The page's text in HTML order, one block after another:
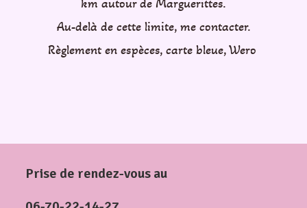
km autour de Marguerittes.
Au-delà de cette limite, me contacter.
Règlement en espèces, carte bleue, Wero
Prise de rendez-vous au